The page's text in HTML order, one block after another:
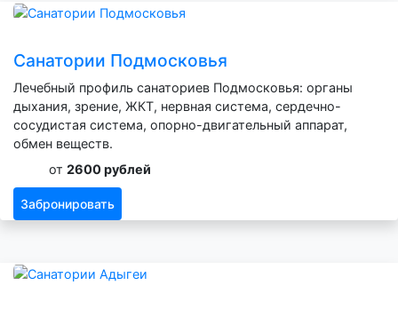
Санатории Подмосковья
Лечебный профиль санаториев Подмосковья: органы
дыхания, зрение, ЖКТ, нервная система, сердечно-
сосудистая система, опорно-двигательный аппарат,
обмен веществ.
от 2600 рублей
Забронировать